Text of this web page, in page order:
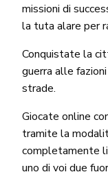
missioni di
la tuta alare per
Conquistate la
guerra alle
strade.
Giocate online
tramite la
completamente
uno di voi due